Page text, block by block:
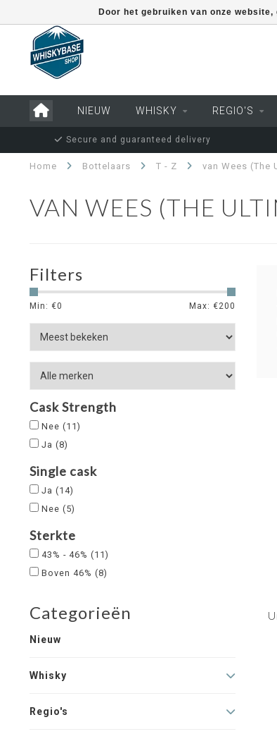
NIEUW WHISKY REGIO'S
Secure and guaranteed delivery
Home Bottelaars T - Z van Wees (The
VAN WEES (THE
Filters
Min: €0 Max: €200
Cask Strength
Nee (11)
Ja (8)
Single cask
Ja (14)
Nee (5)
Sterkte
43% - 46% (11)
Boven 46% (8)
Categorieën
Nieuw
Whisky
Regio's
Door het gebruiken van onze